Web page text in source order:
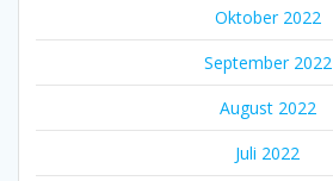
Oktober 2022
September 2022
August 2022
Juli 2022